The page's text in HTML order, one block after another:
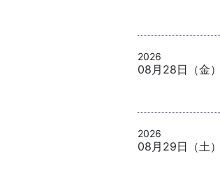
2026
08月28日（金）
2026
08月29日（土）